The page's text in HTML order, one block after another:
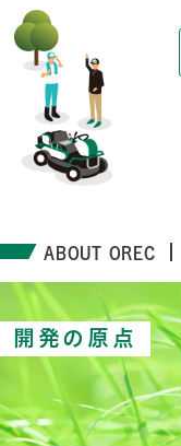
ABOUT OREC
開発の原点